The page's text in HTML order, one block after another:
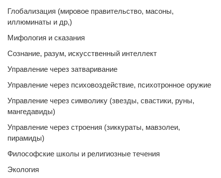
Глобализация (мировое правительство, масоны,
иллюминаты и др,)
Мифология и сказания
Сознание, разум, искусственный интеллект
Управление через затваривание
Управление через психовоздействие, психотронное оружие
Управление через символику (звезды, свастики, руны,
мангедавиды)
Управление через строения (зиккураты, мавзолеи,
пирамиды)
Философские школы и религиозные течения
Экология